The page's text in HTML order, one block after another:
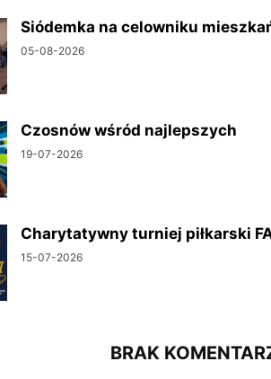
Siódemka na celowniku
05-08-2026
Czosnów wśród najlepszych
19-07-2026
Charytatywny turniej piłkarski
15-07-2026
BRAK